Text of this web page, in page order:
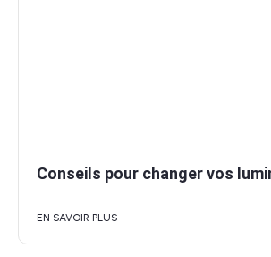
Conseils pour changer vos
EN SAVOIR PLUS